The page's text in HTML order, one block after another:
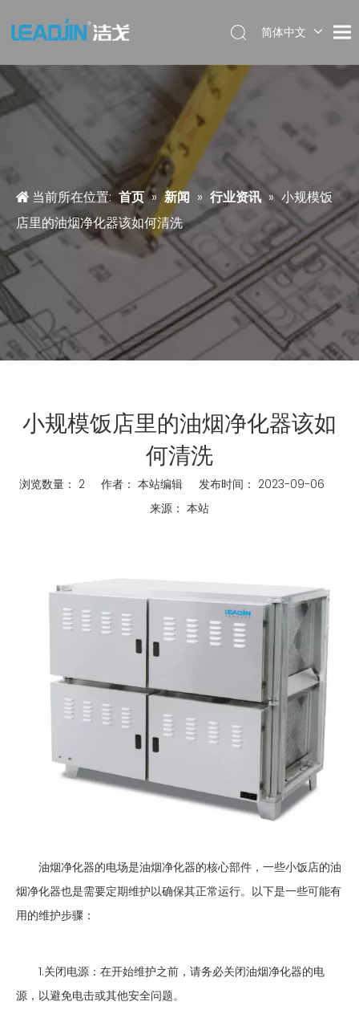
简体中文
当前所在位置: 首页 » 新闻 » 行业资讯 » 小规模饭
店里的油烟净化器该如何清洗
小规模饭店里的油烟净化器该如
何清洗
浏览数量： 2作者： 本站编辑 发布时间： 2023-09-06
来源： 本站
油烟净化器的电场是油烟净化器的核心部件，一些小饭店的油
烟净化器也是需要定期维护以确保其正常运行。以下是一些可能有
用的维护步骤：
1.关闭电源：在开始维护之前，请务必关闭油烟净化器的电
源，以避免电击或其他安全问题。